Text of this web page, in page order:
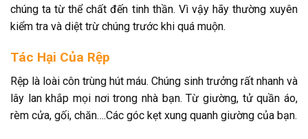
chúng ta từ thể chất đến tinh thần. Vì vậy hãy thường xuyên
kiểm tra và diệt trừ chúng trước khi quá muộn.
Tác Hại Của Rệp
Rệp là loài côn trùng hút máu. Chúng sinh trưởng rất nhanh và
lây lan khắp mọi nơi trong nhà bạn. Từ giường, tử quần áo,
rèm cửa, gối, chăn….Các góc kẹt xung quanh giường của bạn.